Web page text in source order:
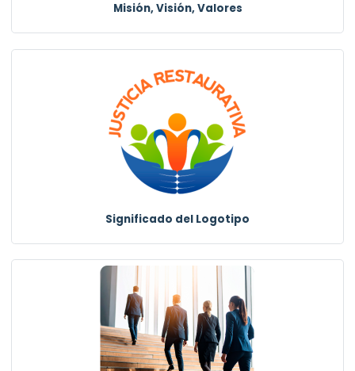
Misión, Visión, Valores
Significado del Logotipo